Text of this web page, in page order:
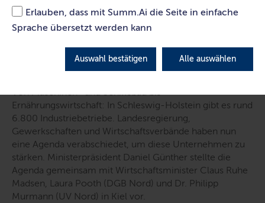
Erlauben, dass mit Summ.Ai die Seite in einfache
Sprache übersetzt werden kann
Auswahl bestätigen Alle auswählen
Pooth (DGB Nord), Ministerpräsident Daniel
Günther, Dr. Philipp Murmann (UV Nord), Ralf
Schleswig-Holstein) (v.l.n.r.) die Industrieagenda
Von Maschinen- und Schiffsbau bis
Ernährungswirtschaft: In Schleswig-Holstein gibt es rund
6.800 Industriebetriebe. Landesregierung,
Gewerkschaften und Wirtschaftsverbände haben nun
eine Agenda verabschiedet, um diese Unternehmen zu
stärken. Ministerpräsident Daniel Günther stellte die
Agenda gemeinsam mit Wirtschaftsminister Claus Ruhe
Madsen, Laura Pooth (DGB Nord) und Dr. Philipp
Murmann (UV Nord) in Kiel vor.